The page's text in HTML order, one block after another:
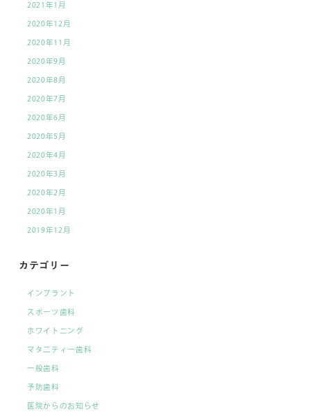
2021年1月
2020年12月
2020年11月
2020年9月
2020年8月
2020年7月
2020年6月
2020年5月
2020年4月
2020年3月
2020年2月
2020年1月
2019年12月
カテゴリー
インプラント
スポーツ歯科
ホワイトニング
マタ二ティー歯科
一般歯科
予防歯科
医院からのお知らせ